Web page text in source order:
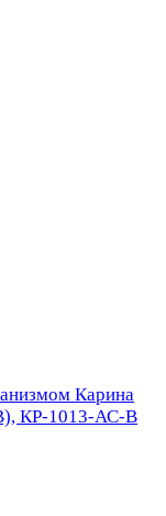
Карина
КР-1013-АС-В